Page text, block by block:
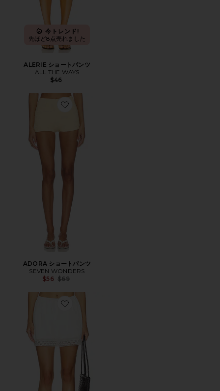
今トレンド!
先ほど8点売れました
ALERIE ショートパンツ
ALL THE WAYS
$46
Favorite ADORA ショートパンツ
ADORA ショートパンツ
SEVEN WONDERS
$56 Previous price:
$69
Favorite ABRIELLE ショートパンツ